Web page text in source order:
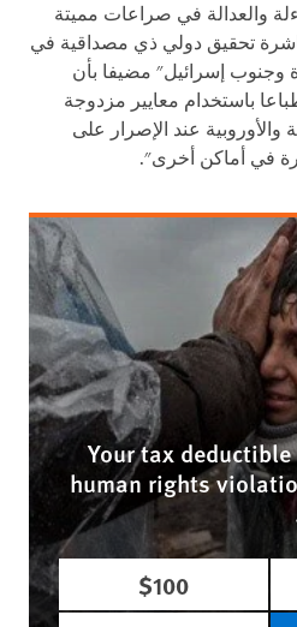
والعدالة في صراعات مميتة
تحقيق دولي ذي مصداقية في
وجنوب إسرائيل" مضيفا بأن
باستخدام معايير مزدوجة
والأوروبية عند الإصرار على
في أماكن أخرى".
Your tax
human rights
$100